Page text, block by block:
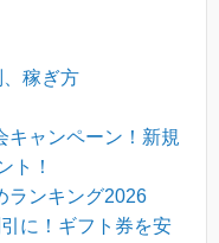
稼ぎ方
キャンペーン！新規
ト！
ランキング2026
に！ギフト券を安